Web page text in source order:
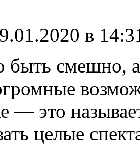
в
быть смешно,
— это
целые